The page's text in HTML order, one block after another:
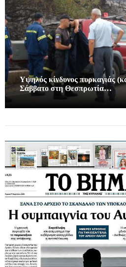
Υψηλός κίνδυνος πυρκαγιάς
Σάββατο στη Θεσπρωτία…